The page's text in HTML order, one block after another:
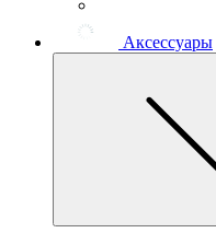
Аксессуары